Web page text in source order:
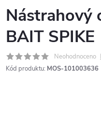
Nástrahový
BAIT SPIKE
Neohodnoceno
Kód produktu: MOS-101003636